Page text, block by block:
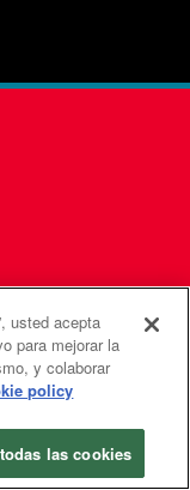
agencia de la
Reservados
usted acepta
para mejorar la
y colaborar
policy
las cookies